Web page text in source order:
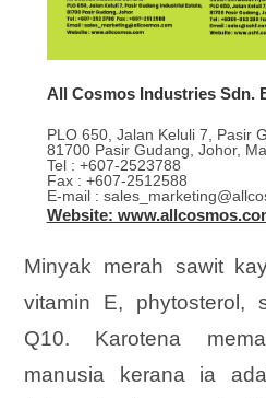
All Cosmos Industries Sdn.
PLO 650, Jalan Keluli 7, Pasir
81700 Pasir Gudang, Johor,
Tel : +607-2523788
Fax : +607-2512588
E-mail :
Website:
Minyak merah sawit
vitamin E, phytosterol,
Q10. Karotena
manusia kerana ia